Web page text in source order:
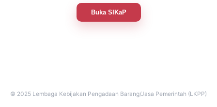
Buka SIKaP
© 2025 Lembaga Kebijakan Pengadaan Barang/Jasa Pemerintah (LKPP)